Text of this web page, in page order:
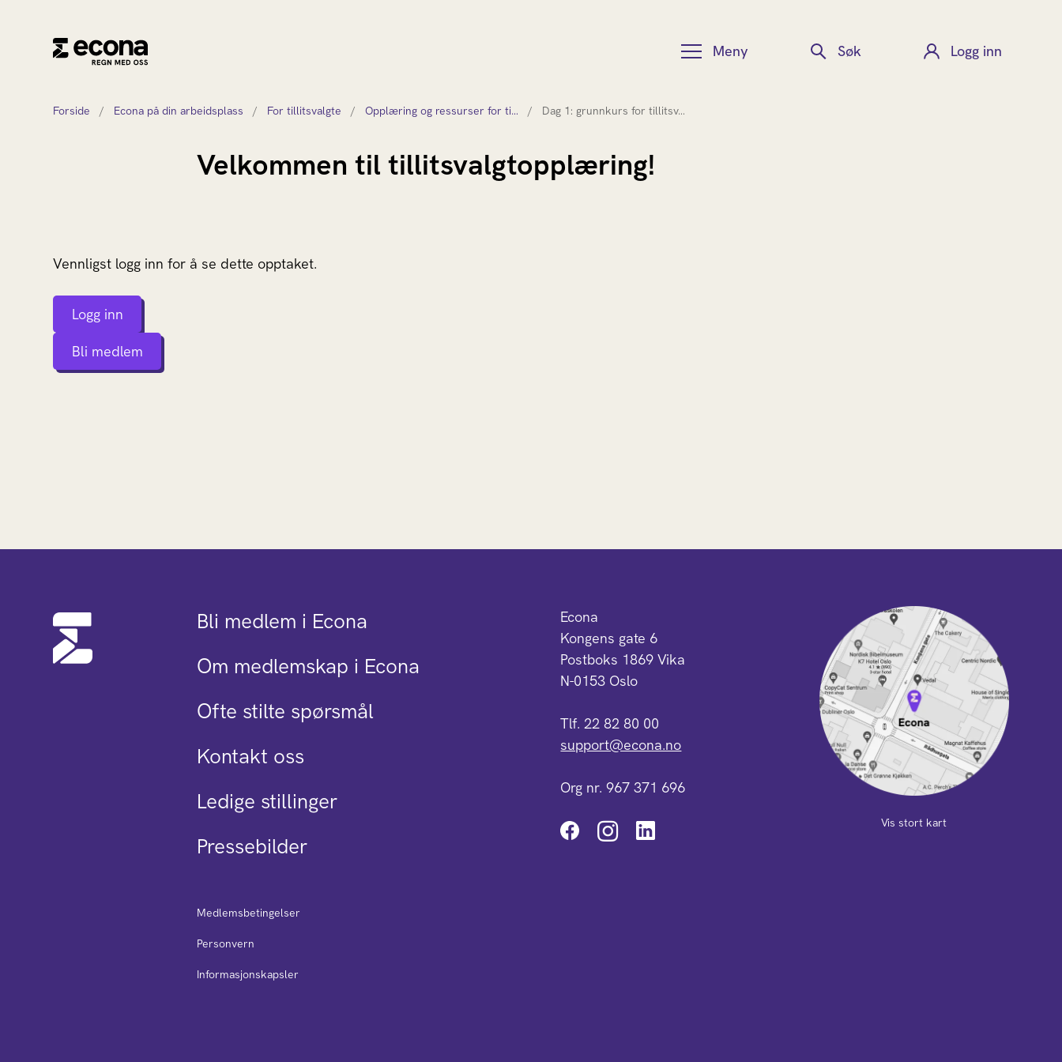
Meny Søk Logg inn
Forside / Econa på din arbeidsplass / For tillitsvalgte / Opplæring og ressurser for ti… / Dag 1: grunnkurs for tillitsv…
Velkommen til tillitsvalgtopplæring!
Vennligst logg inn for å se dette opptaket.
Logg inn
Bli medlem
Bli medlem i Econa
Om medlemskap i Econa
Ofte stilte spørsmål
Kontakt oss
Ledige stillinger
Pressebilder
Medlemsbetingelser
Personvern
Informasjonskapsler
Econa
Kongens gate 6
Postboks 1869 Vika
N-0153 Oslo
Tlf. 22 82 80 00
support@econa.no
Org nr. 967 371 696
Instagram Vis stort kart